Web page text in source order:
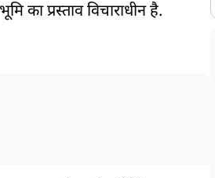
का प्रस्ताव विचाराधीन है.